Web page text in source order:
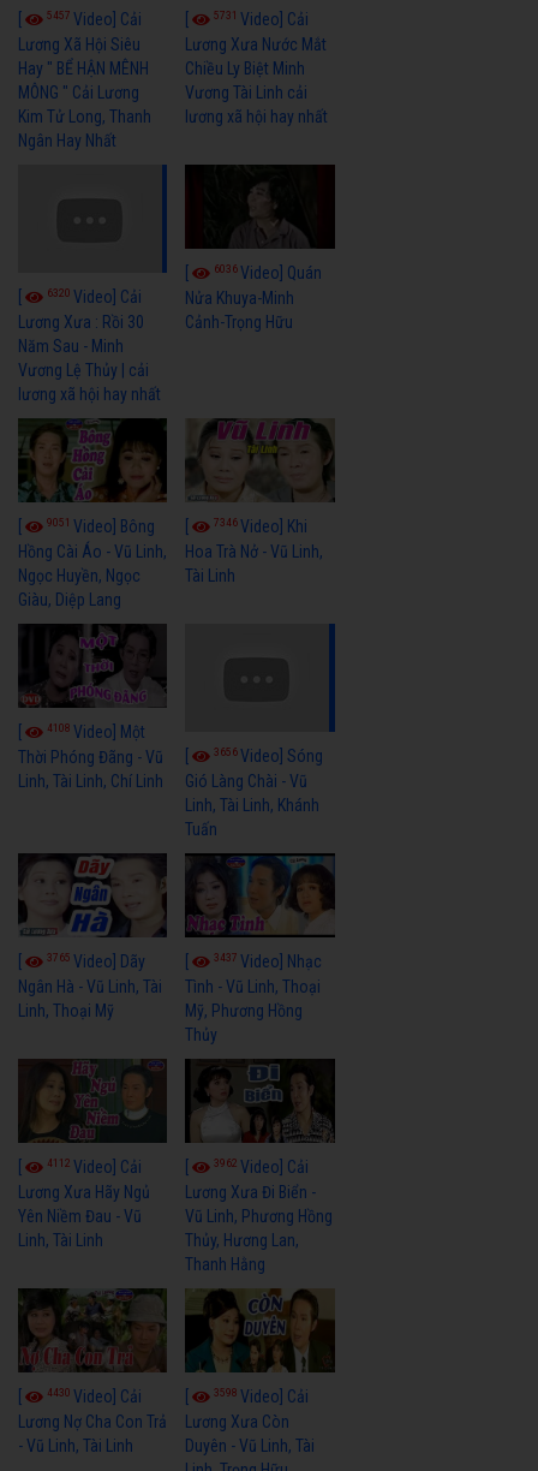
5457 Video] Cải
Lương Xã Hội Siêu
Hay " BỂ HẬN MÊNH
MÔNG " Cải Lương
Kim Tử Long, Thanh
Ngân Hay Nhất
5731Video] Cải
Lương Xưa Nước Mắt
Chiều Ly Biệt Minh
Vương Tài Linh cải
lương xã hội hay nhất
6320 Video] Cải
Lương Xưa : Rồi 30
Năm Sau - Minh
Vương Lệ Thủy | cải
lương xã hội hay nhất
6036Video] Quán
Nửa Khuya-Minh
Cảnh-Trọng Hữu
9051 Video] Bông
Hồng Cài Áo - Vũ Linh,
Ngọc Huyền, Ngọc
Giàu, Diệp Lang
7346Video] Khi
Hoa Trà Nở - Vũ Linh,
Tài Linh
4108 Video] Một
Thời Phóng Đãng - Vũ
Linh, Tài Linh, Chí Linh
3656Video] Sóng
Gió Làng Chài - Vũ
Linh, Tài Linh, Khánh
Tuấn
3765 Video] Dãy
Ngân Hà - Vũ Linh, Tài
Linh, Thoại Mỹ
3437Video] Nhạc
Tình - Vũ Linh, Thoại
Mỹ, Phương Hồng
Thủy
4112 Video] Cải
Lương Xưa Hãy Ngủ
Yên Niềm Đau - Vũ
Linh, Tài Linh
3962Video] Cải
Lương Xưa Đi Biển -
Vũ Linh, Phương Hồng
Thủy, Hương Lan,
Thanh Hằng
4430 Video] Cải
Lương Nợ Cha Con Trả
- Vũ Linh, Tài Linh
3598Video] Cải
Lương Xưa Còn
Duyên - Vũ Linh, Tài